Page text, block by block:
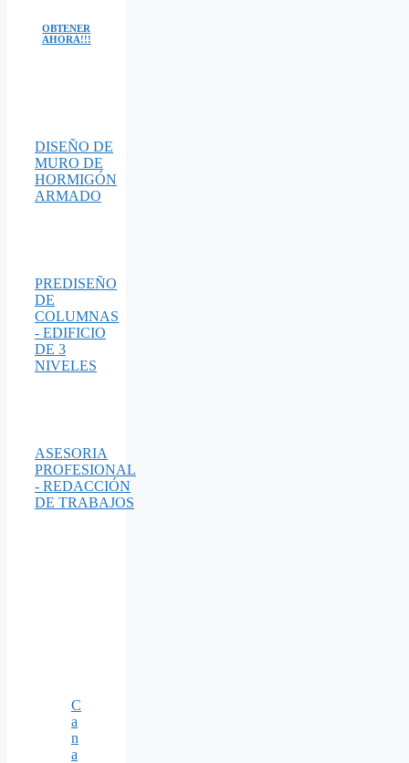
OBTENER
AHORA!!!
DISEÑO DE
MURO DE
HORMIGÓN
ARMADO
PREDISEÑO
DE
COLUMNAS
- EDIFICIO
DE 3
NIVELES
ASESORIA
PROFESIONAL
- REDACCIÓN
DE TRABAJOS
C
a
n
a